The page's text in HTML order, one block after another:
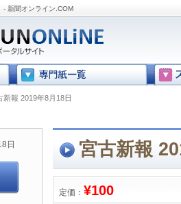
- 新聞オンライン.COM
新報 2019年8月18日
宮古新報
定価： ¥100